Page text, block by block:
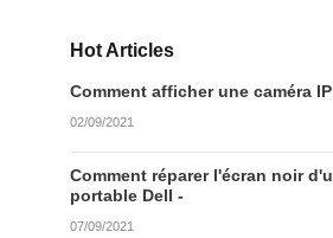
Hot Articles
Comment afficher une caméra
02/09/2021
Comment réparer l'écran noir
portable Dell -
07/09/2021